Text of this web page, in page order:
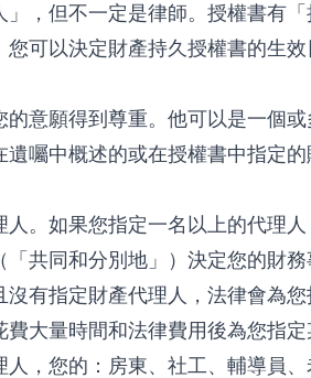
，但不一定是律師。授權書有
可以決定財產持久授權書的生
意願得到尊重。他可以是一個
遺囑中概述的或在授權書中指定
。如果您指定一名以上的代理
共同和分別地」）決定您的財務
有指定財產代理人，法律會為
大量時間和法律費用後為您指定
人，您的：房東、社工、輔導員